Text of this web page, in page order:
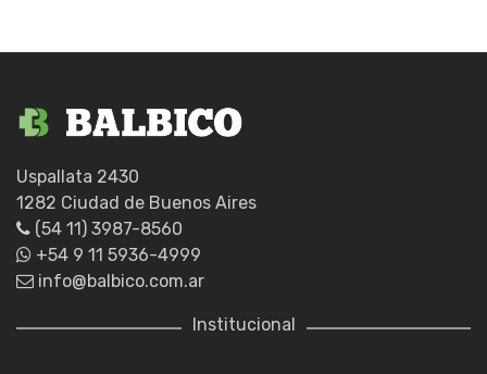
Uspallata 2430
1282 Ciudad de Buenos Aires
(54 11) 3987-8560
+54 9 11 5936-4999
info@balbico.com.ar
Institucional